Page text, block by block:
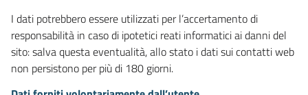
I dati potrebbero essere utilizzati per l’accertamento di
responsabilità in caso di ipotetici reati informatici ai danni del
sito: salva questa eventualità, allo stato i dati sui contatti web
non persistono per più di 180 giorni.